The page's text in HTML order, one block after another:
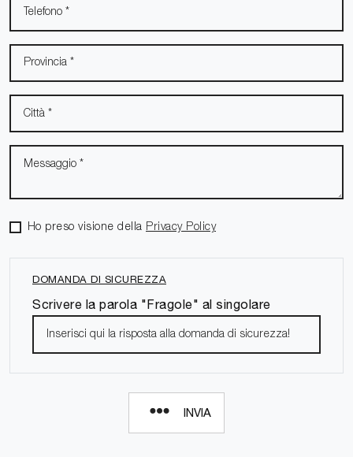
Ho preso visione della Privacy Policy
DOMANDA DI SICUREZZA
Scrivere la parola "Fragole" al singolare
INVIA